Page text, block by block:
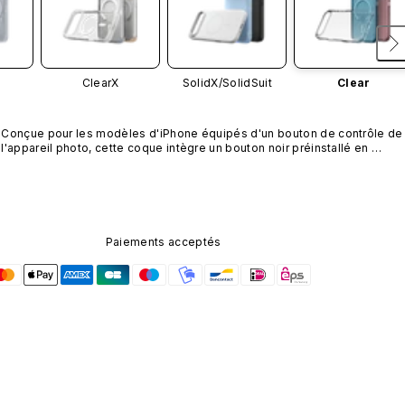
ClearX SolidX/SolidSuit Clear
Conçue pour les modèles d'iPhone équipés d'un bouton de contrôle de
l'appareil photo, cette coque intègre un bouton noir préinstallé en
Paiements acceptés